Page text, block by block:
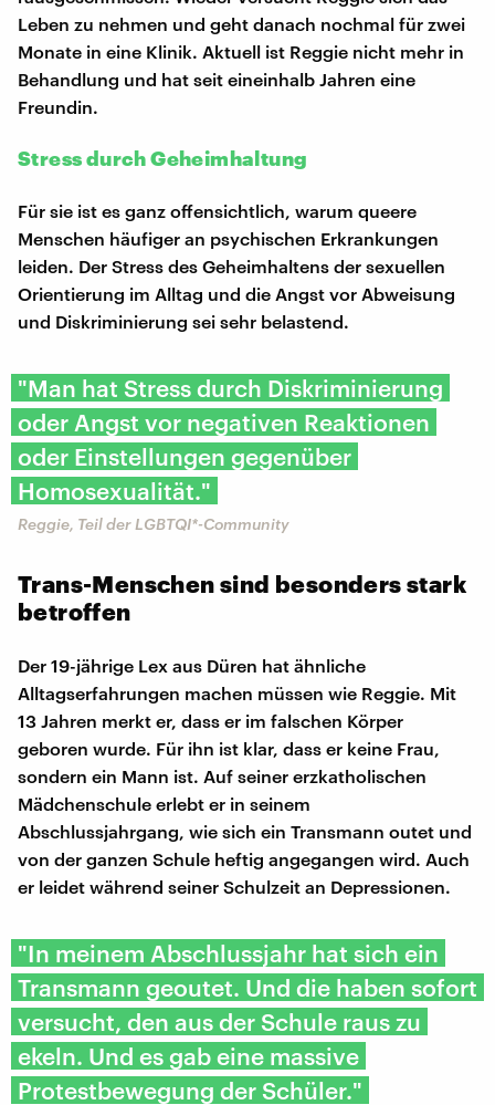
Leben zu nehmen und geht danach nochmal für zwei
Monate in eine Klinik. Aktuell ist Reggie nicht mehr in
Behandlung und hat seit eineinhalb Jahren eine
Freundin.
Stress durch Geheimhaltung
Für sie ist es ganz offensichtlich, warum queere
Menschen häufiger an psychischen Erkrankungen
leiden. Der Stress des Geheimhaltens der sexuellen
Orientierung im Alltag und die Angst vor Abweisung
und Diskriminierung sei sehr belastend.
"Man hat Stress durch Diskriminierung
oder Angst vor negativen Reaktionen
oder Einstellungen gegenüber
Homosexualität."
Reggie, Teil der LGBTQI*-Community
Trans-Menschen sind besonders stark
betroffen
Der 19-jährige Lex aus Düren hat ähnliche
Alltagserfahrungen machen müssen wie Reggie. Mit
13 Jahren merkt er, dass er im falschen Körper
geboren wurde. Für ihn ist klar, dass er keine Frau,
sondern ein Mann ist. Auf seiner erzkatholischen
Mädchenschule erlebt er in seinem
Abschlussjahrgang, wie sich ein Transmann outet und
von der ganzen Schule heftig angegangen wird. Auch
er leidet während seiner Schulzeit an Depressionen.
"In meinem Abschlussjahr hat sich ein
Transmann geoutet. Und die haben sofort
versucht, den aus der Schule raus zu
ekeln. Und es gab eine massive
Protestbewegung der Schüler."